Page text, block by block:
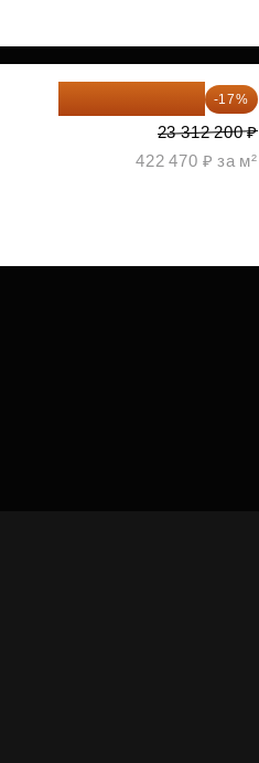
-17%
23 312 200 ₽
422 470 ₽ за м²